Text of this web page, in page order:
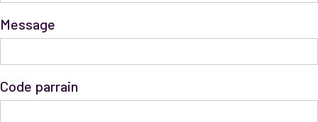
Message
Code parrain